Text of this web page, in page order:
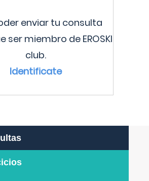
enviar tu consulta
ser miembro de EROSKI
club.
Identificate